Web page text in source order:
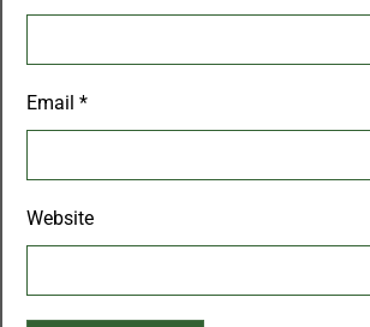
Email *
Website